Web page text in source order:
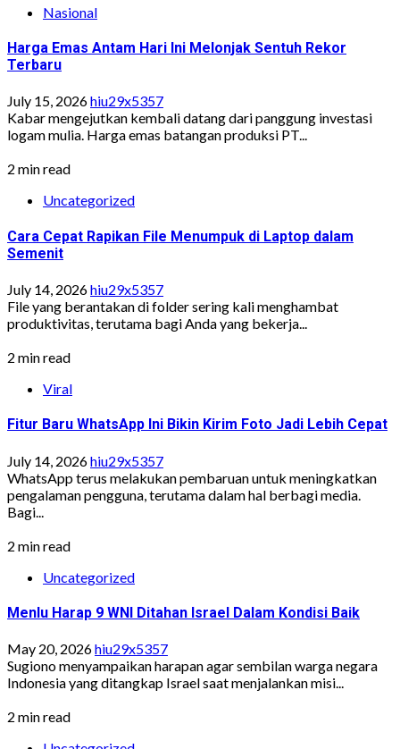
Nasional
Harga Emas Antam Hari Ini Melonjak Sentuh Rekor
Terbaru
July 15, 2026hiu29x5357
Kabar mengejutkan kembali datang dari panggung investasi
logam mulia. Harga emas batangan produksi PT...
2 min read
Uncategorized
Cara Cepat Rapikan File Menumpuk di Laptop dalam
Semenit
July 14, 2026hiu29x5357
File yang berantakan di folder sering kali menghambat
produktivitas, terutama bagi Anda yang bekerja...
2 min read
Viral
Fitur Baru WhatsApp Ini Bikin Kirim Foto Jadi Lebih Cepat
July 14, 2026hiu29x5357
WhatsApp terus melakukan pembaruan untuk meningkatkan
pengalaman pengguna, terutama dalam hal berbagi media.
Bagi...
2 min read
Uncategorized
Menlu Harap 9 WNI Ditahan Israel Dalam Kondisi Baik
May 20, 2026hiu29x5357
Sugiono menyampaikan harapan agar sembilan warga negara
Indonesia yang ditangkap Israel saat menjalankan misi...
2 min read